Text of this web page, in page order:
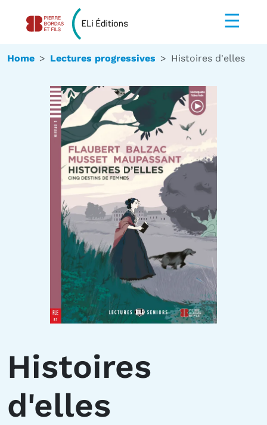
☰
Home Lectures progressives Histoires d'elles
Histoires
d'elles